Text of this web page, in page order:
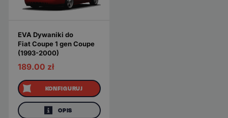
EVA Dywaniki do
Fiat Coupe 1 gen Coupe
(1993-2000)
189.00 zł
KONFIGURUJ
OPIS